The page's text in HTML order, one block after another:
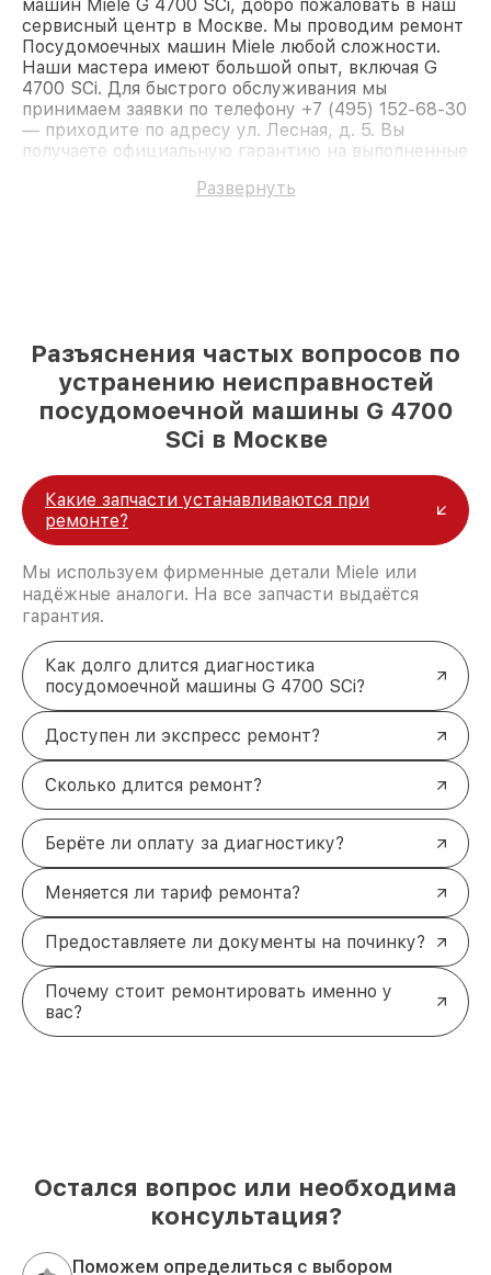
машин Miele G 4700 SCi, добро пожаловать в наш
сервисный центр в Москве. Мы проводим ремонт
Посудомоечных машин Miele любой сложности.
Наши мастера имеют большой опыт, включая G
4700 SCi. Для быстрого обслуживания мы
принимаем заявки по телефону +7 (495) 152-68-30
— приходите по адресу ул. Лесная, д. 5. Вы
получаете официальную гарантию на выполненные
Развернуть
Разъяснения частых вопросов по
устранению неисправностей
посудомоечной машины G 4700
SCi в Москве
Какие запчасти устанавливаются при
ремонте?
Мы используем фирменные детали Miele или
надёжные аналоги. На все запчасти выдаётся
гарантия.
Как долго длится диагностика
посудомоечной машины G 4700 SCi?
Доступен ли экспресс ремонт?
Сколько длится ремонт?
Берёте ли оплату за диагностику?
Меняется ли тариф ремонта?
Предоставляете ли документы на починку?
Почему стоит ремонтировать именно у
вас?
Остался вопрос или необходима
консультация?
Поможем определиться с выбором